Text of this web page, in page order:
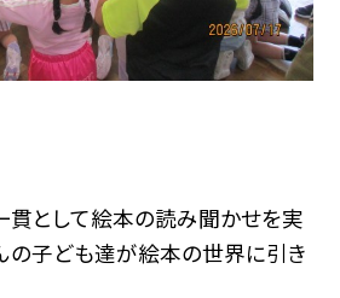
貫として絵本の読み聞かせを実
の子ども達が絵本の世界に引き